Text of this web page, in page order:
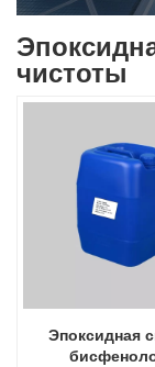
чистоты
Эпоксидная